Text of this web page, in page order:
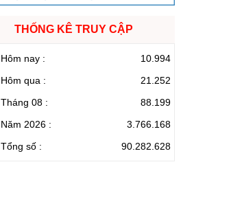
THỐNG KÊ TRUY CẬP
Hôm nay :
10.994
Hôm qua :
21.252
Tháng 08 :
88.199
Năm 2026 :
3.766.168
Tổng số :
90.282.628